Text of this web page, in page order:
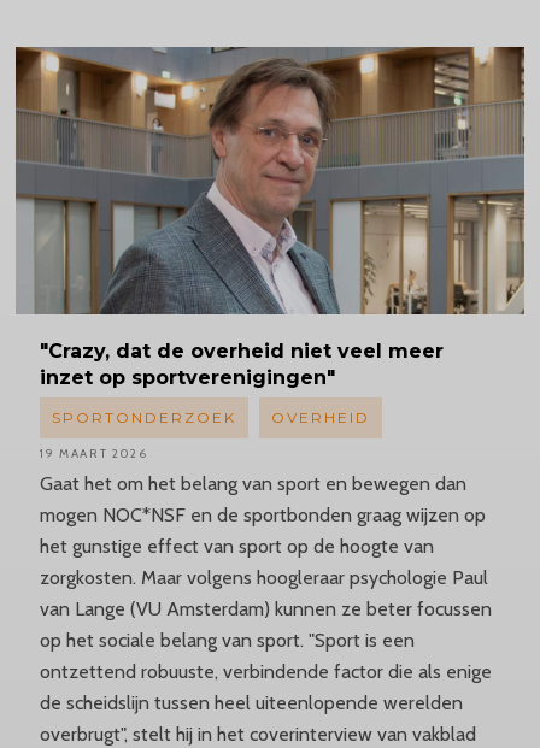
"Crazy, dat de overheid niet veel meer
inzet op sportverenigingen"
Gaat het om het belang van sport en bewegen dan
mogen NOC*NSF en de sportbonden graag wijzen op
het gunstige effect van sport op de hoogte van
zorgkosten. Maar volgens hoogleraar psychologie Paul
van Lange (VU Amsterdam) kunnen ze beter focussen
op het sociale belang van sport. "Sport is een
ontzettend robuuste, verbindende factor die als enige
de scheidslijn tussen heel uiteenlopende werelden
overbrugt", stelt hij in het coverinterview van vakblad
SPORTONDERZOEK OVERHEID
19 MAART 2026